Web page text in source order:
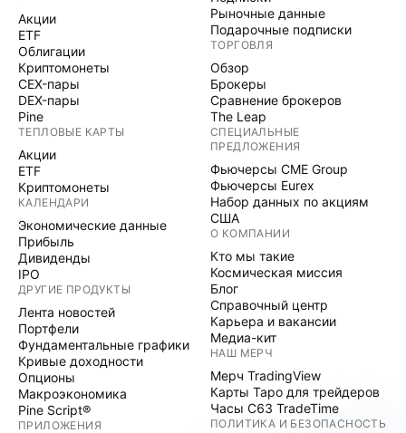
Акции
ETF
Облигации
Криптомонеты
CEX-пары
DEX-пары
Pine
ТЕПЛОВЫЕ КАРТЫ
Акции
ETF
Криптомонеты
КАЛЕНДАРИ
Экономические данные
Прибыль
Дивиденды
IPO
ДРУГИЕ ПРОДУКТЫ
Лента новостей
Портфели
Фундаментальные графики
Кривые доходности
Опционы
Макроэкономика
Pine Script®
ПРИЛОЖЕНИЯ
Рыночные данные
Подарочные подписки
ТОРГОВЛЯ
Обзор
Брокеры
Сравнение брокеров
The Leap
СПЕЦИАЛЬНЫЕ
ПРЕДЛОЖЕНИЯ
Фьючерсы CME Group
Фьючерсы Eurex
Набор данных по акциям
США
О КОМПАНИИ
Кто мы такие
Космическая миссия
Блог
Справочный центр
Карьера и вакансии
Медиа-кит
НАШ МЕРЧ
Мерч TradingView
Карты Таро для трейдеров
Часы C63 TradeTime
ПОЛИТИКА И БЕЗОПАСНОСТЬ